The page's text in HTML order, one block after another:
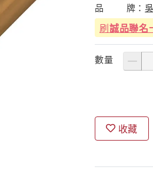
品
牌：
刷誠品聯名
數量
收藏